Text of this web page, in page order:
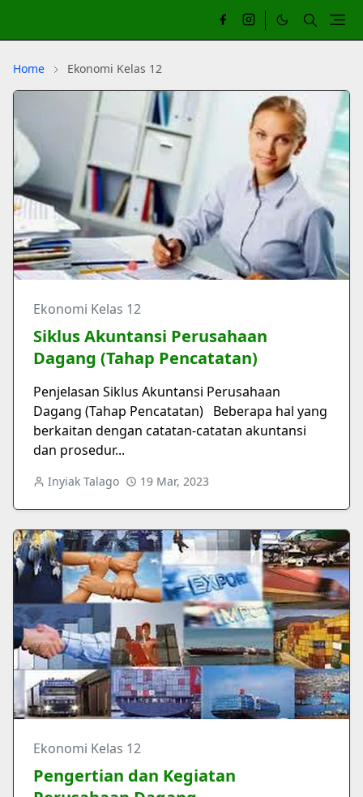
Home Ekonomi Kelas 12
Ekonomi Kelas 12
Siklus Akuntansi Perusahaan
Dagang (Tahap Pencatatan)
Penjelasan Siklus Akuntansi Perusahaan
Dagang (Tahap Pencatatan) Beberapa hal yang
berkaitan dengan catatan-catatan akuntansi
dan prosedur...
Inyiak Talago 19 Mar, 2023
Ekonomi Kelas 12
Pengertian dan Kegiatan